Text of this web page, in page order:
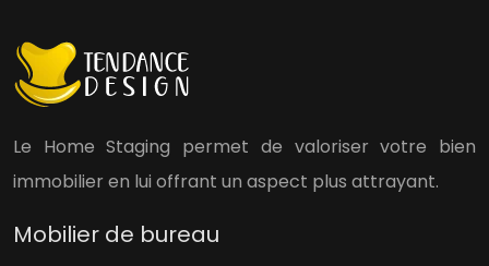
Le Home Staging permet de valoriser votre bien
immobilier en lui offrant un aspect plus attrayant.
Mobilier de bureau